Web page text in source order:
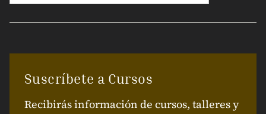
Suscríbete a Cursos
Recibirás información de cursos, talleres y